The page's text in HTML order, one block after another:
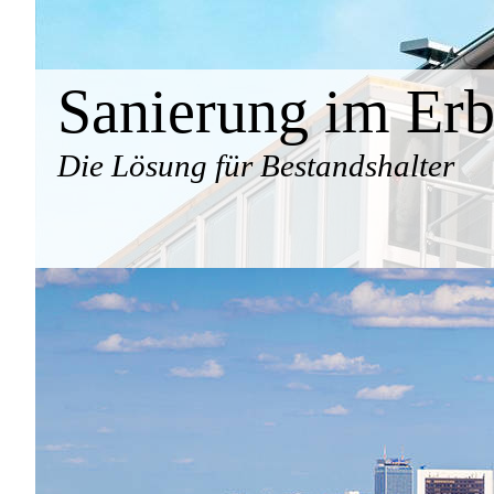
Sanierung im
Die Lösung für Bestandshalter